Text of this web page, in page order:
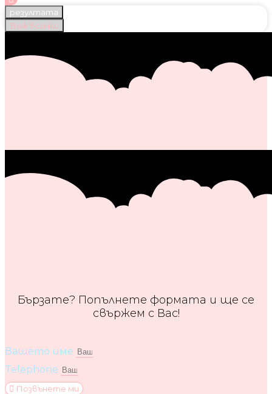
резултата
Виж всички
Бързате? Попълнете формата и ще се
свържем с Вас!
Вашето име
Telephone
Позвънете ми